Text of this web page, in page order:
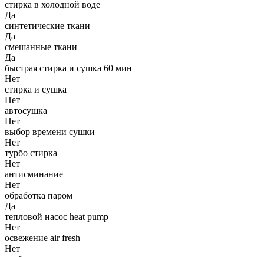
стирка в холодной воде
Да
синтетические ткани
Да
смешанные ткани
Да
быстрая стирка и сушка 60 мин
Нет
стирка и сушка
Нет
автосушка
Нет
выбор времени сушки
Нет
турбо стирка
Нет
антисминание
Нет
обработка паром
Да
тепловой насос heat pump
Нет
освежение air fresh
Нет